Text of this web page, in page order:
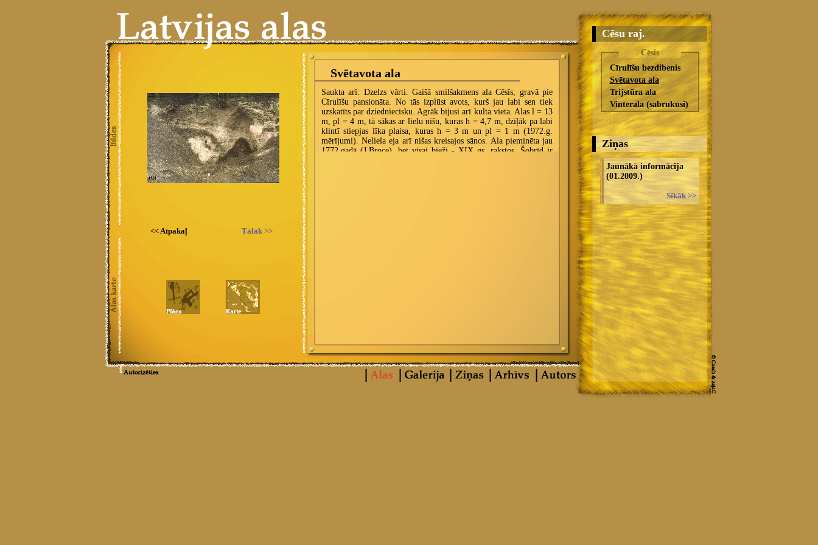
Cēsu raj.
Cēsis
Cīrulīšu bezdibenis
Svētavota ala
Trijstūra ala
Vinterala (sabrukusi)
Ziņas
Jaunākā informācija
(01.2009.)
Sīkāk >>
<< Atpakaļ Tālāk >>